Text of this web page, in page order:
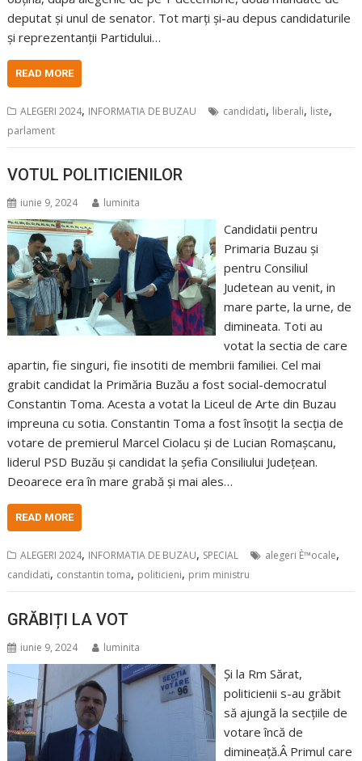
deputat și unul de senator. Tot marți și-au depus candidaturile
și reprezentanții Partidului…
READ MORE
ALEGERI 2024, INFORMATIA DE BUZAU candidati, liberali, liste,
parlament
VOTUL POLITICIENILOR
iunie 9, 2024 luminita
Candidatii pentru
Primaria Buzau și
pentru Consiliul
Judetean au venit, in
mare parte, la urne, de
dimineata. Toti au
votat la sectia de care
apartin, fie singuri, fie insotiti de membrii familiei. Cel mai
grabit candidat la Primăria Buzău a fost social-democratul
Constantin Toma. Acesta a votat la Liceul de Arte din Buzau
impreuna cu sotia. Constantin Toma a fost însoțit la secția de
votare de premierul Marcel Ciolacu și de Lucian Romașcanu,
liderul PSD Buzău și candidat la șefia Consiliului Județean.
Deoarece era în mare grabă și mai ales…
READ MORE
ALEGERI 2024, INFORMATIA DE BUZAU, SPECIAL alegeri È™ocale,
candidati, constantin toma, politicieni, prim ministru
GRĂBIȚI LA VOT
iunie 9, 2024 luminita
Și la Rm Sărat,
politicienii s-au grăbit
să ajungă la secțiile de
votare încă de
dimineață.Â Primul care